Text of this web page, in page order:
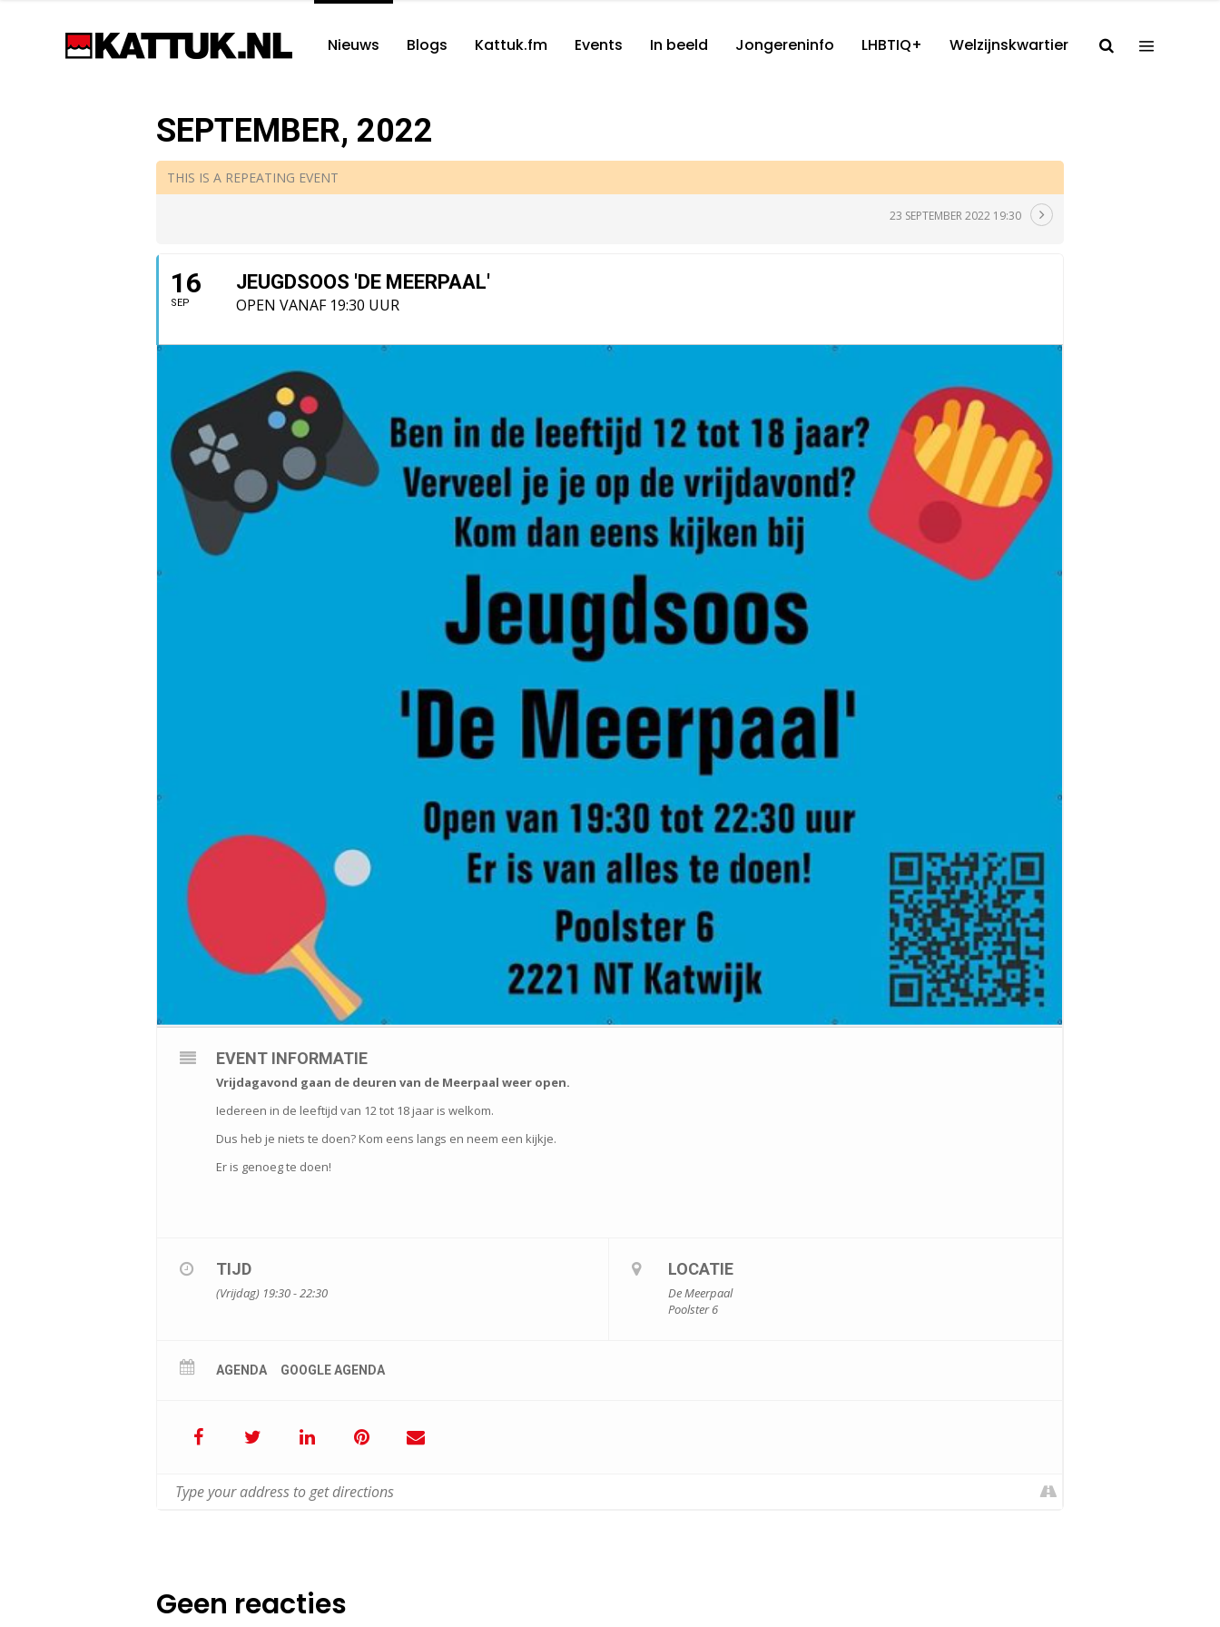
Nieuws Blogs Kattuk.fm Events In beeld Jongereninfo LHBTIQ+ Welzijnskwartier
SEPTEMBER, 2022
THIS IS A REPEATING EVENT
23 SEPTEMBER 2022 19:30
16
SEP
JEUGDSOOS 'DE MEERPAAL'
OPEN VANAF 19:30 UUR
EVENT INFORMATIE
Vrijdagavond gaan de deuren van de Meerpaal weer open.
Iedereen in de leeftijd van 12 tot 18 jaar is welkom.
Dus heb je niets te doen? Kom eens langs en neem een kijkje.
Er is genoeg te doen!
TIJD
(Vrijdag) 19:30 - 22:30
LOCATIE
De Meerpaal
Poolster 6
AGENDA GOOGLE AGENDA
Geen reacties